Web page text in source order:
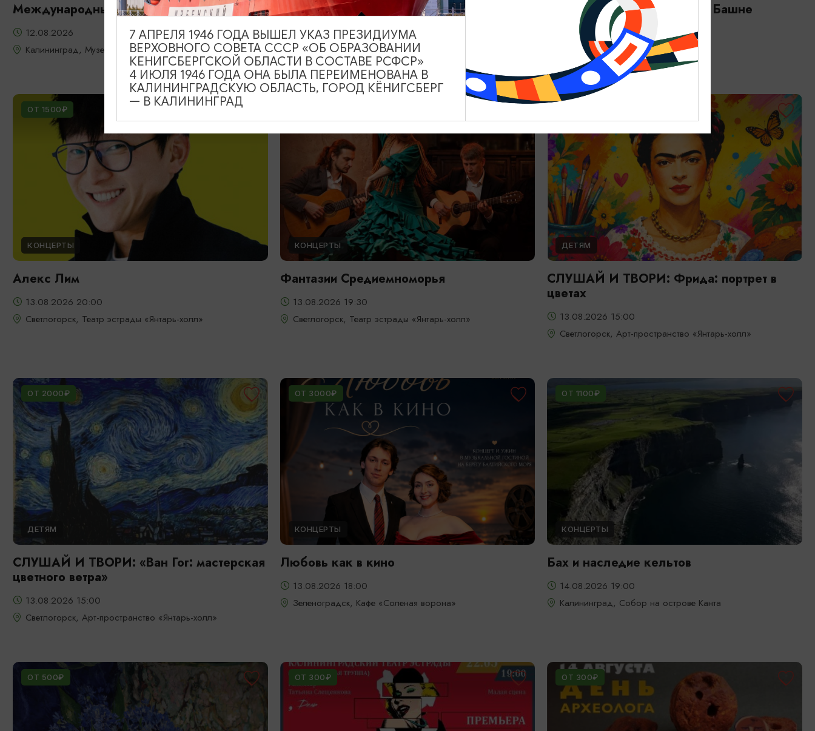
Международный день молодежи
12.08.2026
Калининград, Музей янтаря
Любовь и голуби
12.08.2026 19:00
Светлогорск, Театр эстрады «Янтарь-холл»
Астрономический вечер на Башне
12.08.2026 20:00
Зеленоградск, Мурариум
ОТ 1500₽
КОНЦЕРТЫ
Алекс Лим
13.08.2026 20:00
Светлогорск, Театр эстрады «Янтарь-холл»
КОНЦЕРТЫ
Фантазии Средиемноморья
13.08.2026 19:30
Светлогорск, Театр эстрады «Янтарь-холл»
ДЕТЯМ
СЛУШАЙ И ТВОРИ: Фрида: портрет в
цветах
13.08.2026 15:00
Светлогорск, Арт-пространство «Янтарь-холл»
ОТ 2000₽
ДЕТЯМ
СЛУШАЙ И ТВОРИ: «Ван Гог: мастерская
цветного ветра»
13.08.2026 15:00
Светлогорск, Арт-пространство «Янтарь-холл»
ОТ 3000₽
КОНЦЕРТЫ
Любовь как в кино
13.08.2026 18:00
Зеленоградск, Кафе «Соленая ворона»
ОТ 1100₽
КОНЦЕРТЫ
Бах и наследие кельтов
14.08.2026 19:00
Калининград, Собор на острове Канта
ОТ 500₽ ОТ 300₽ ОТ 300₽
7 АПРЕЛЯ 1946 ГОДА ВЫШЕЛ УКАЗ ПРЕЗИДИУМА
ВЕРХОВНОГО СОВЕТА СССР «ОБ ОБРАЗОВАНИИ
КЕНИГСБЕРГСКОЙ ОБЛАСТИ В СОСТАВЕ РСФСР»
4 ИЮЛЯ 1946 ГОДА ОНА БЫЛА ПЕРЕИМЕНОВАНА В
КАЛИНИНГРАДСКУЮ ОБЛАСТЬ, ГОРОД КЁНИГСБЕРГ
— В КАЛИНИНГРАД